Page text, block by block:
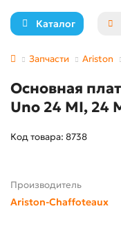
Каталог
Запчасти Ariston
Основная
Uno 24 MI, 24
Код товара: 8738
Производитель
Ariston-Chaffoteaux